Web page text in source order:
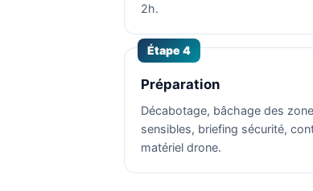
2h.
Étape 4
Préparation
Décabotage, bâchage des
sensibles, briefing sécurité,
matériel drone.